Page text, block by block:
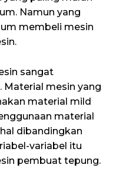
Namun yang
membeli mesin
sangat
Material mesin yang
material mild
material
dibandingkan
variabel itu
pembuat tepung.